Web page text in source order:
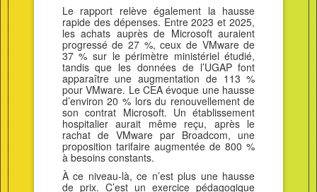
Le rapport relève également la hausse
rapide des dépenses. Entre 2023 et 2025,
les achats auprès de Microsoft auraient
progressé de 27 %, ceux de VMware de
37 % sur le périmètre ministériel étudié,
tandis que les données de l’UGAP font
apparaître une augmentation de 113 %
pour VMware. Le CEA évoque une hausse
d’environ 20 % lors du renouvellement de
son contrat Microsoft. Un établissement
hospitalier aurait même reçu, après le
rachat de VMware par Broadcom, une
proposition tarifaire augmentée de 800 %
à besoins constants.
À ce niveau-là, ce n’est plus une hausse
de prix. C’est un exercice pédagogique